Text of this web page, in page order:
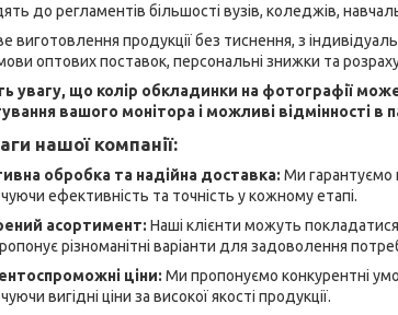
до регламентів більшості вузів, коледжів,
виготовлення продукції без тиснення, з
оптових поставок, персональні знижки та
увагу, що колір обкладинки на фотографії
вашого монітора і можливі відмінності в
нашої компанії:
обробка та надійна доставка: Ми гарантуємо
ефективність та точність у кожному етапі.
асортимент: Наші клієнти можуть покладатися
різноманітні варіанти для задоволення
ціни: Ми пропонуємо конкурентні
вигідні ціни за високої якості продукції.